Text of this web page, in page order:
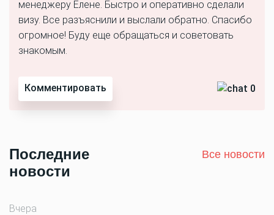
менеджеру Елене. Быстро и оперативно сделали
визу. Все разъяснили и выслали обратно. Спасибо
огромное! Буду еще обращаться и советовать
знакомым.
Комментировать 0
Последние
новости
Все новости
Вчера